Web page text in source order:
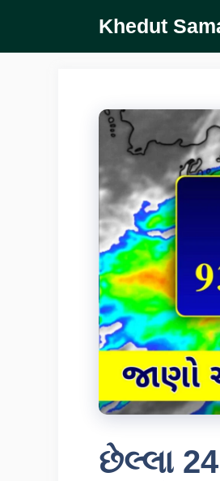
content
Khedut
છેલ્લા